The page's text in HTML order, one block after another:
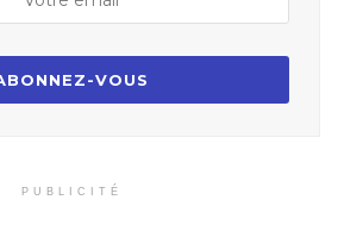
PUBLICITÉ